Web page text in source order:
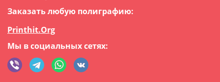
Заказать любую полиграфию:
Printhit.Org
Мы в социальных сетях: